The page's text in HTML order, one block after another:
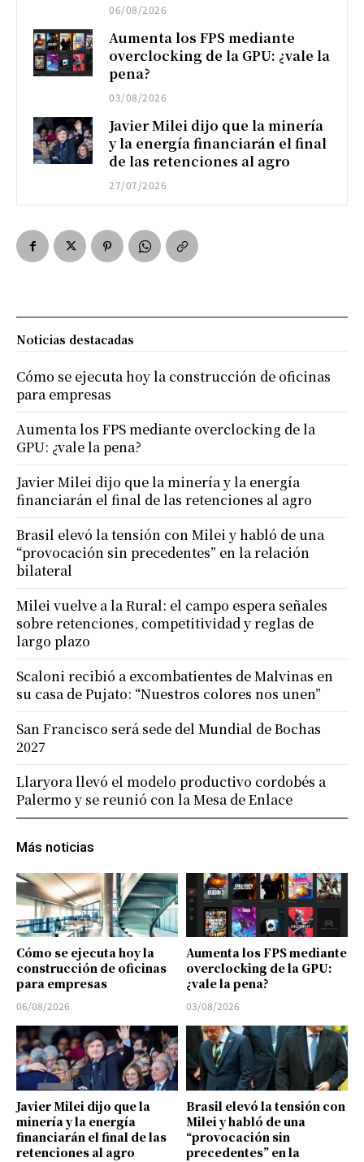
06/08/2026
Aumenta los FPS mediante
overclocking de la GPU: ¿vale la
pena?
03/08/2026
Javier Milei dijo que la minería
y la energía financiarán el final
de las retenciones al agro
27/07/2026
Más noticias
Cómo se ejecuta hoy la
construcción de oficinas
para empresas
06/08/2026
Aumenta los FPS mediante
overclocking de la GPU:
¿vale la pena?
03/08/2026
Javier Milei dijo que la
minería y la energía
financiarán el final de las
retenciones al agro
Brasil elevó la tensión con
Milei y habló de una
“provocación sin
precedentes” en la
Noticias destacadas
Cómo se ejecuta hoy la construcción de oficinas
para empresas
Aumenta los FPS mediante overclocking de la
GPU: ¿vale la pena?
Javier Milei dijo que la minería y la energía
financiarán el final de las retenciones al agro
Brasil elevó la tensión con Milei y habló de una
“provocación sin precedentes” en la relación
bilateral
Milei vuelve a la Rural: el campo espera señales
sobre retenciones, competitividad y reglas de
largo plazo
Scaloni recibió a excombatientes de Malvinas en
su casa de Pujato: “Nuestros colores nos unen”
San Francisco será sede del Mundial de Bochas
2027
Llaryora llevó el modelo productivo cordobés a
Palermo y se reunió con la Mesa de Enlace